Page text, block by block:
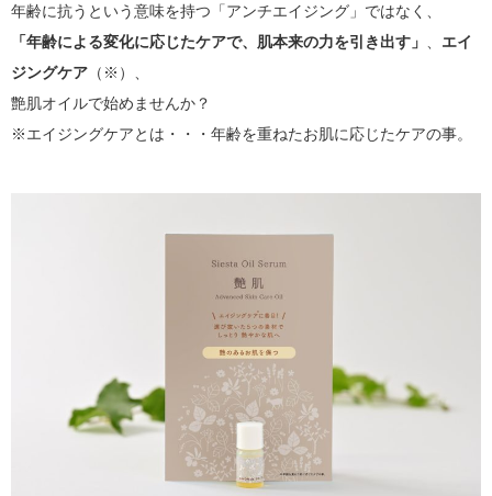
年齢に抗うという意味を持つ「アンチエイジング」ではなく、
「年齢による変化に応じたケアで、肌本来の力を引き出す」
エイ
ジングケア （※）、
艶肌オイルで始めませんか？
※エイジングケアとは・・・年齢を重ねたお肌に応じたケアの事。